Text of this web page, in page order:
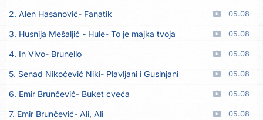
2. Alen Hasanović Fanatik 05.08
3. Husnija Mešaljić - Hule To je majka tvoja 05.08
4. In Vivo Brunello 05.08
5. Senad Nikočević Niki Plavljani i Gusinjani 05.08
6. Emir Brunčević Buket cveća 05.08
7. Emir Brunčević Ali, Ali 05.08